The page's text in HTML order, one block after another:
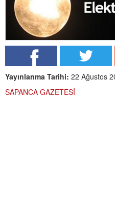
Yayınlanma Tarihi: 22 Ağustos
SAPANCA GAZETESİ